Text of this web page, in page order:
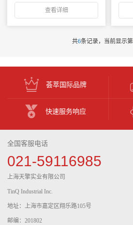
查看详细
共6条记录，当前显示第
荟萃国际品牌
快速服务响应
全国客服电话
021-59116985
上海天擎实业有限公司
TinQ Industrial Inc.
地址：上海市嘉定区翔乐路105号
邮编：201802